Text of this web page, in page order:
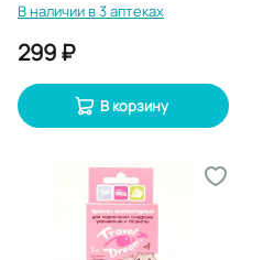
В наличии в 3 аптеках
299 ₽
В корзину